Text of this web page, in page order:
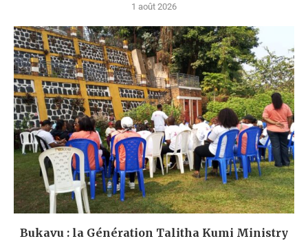
1 août 2026
Bukavu : la Génération Talitha Kumi Ministry